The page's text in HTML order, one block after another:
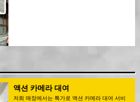
액션 카메라 대여
저희 매장에서는 특가로 액션 카메라 대여 서비